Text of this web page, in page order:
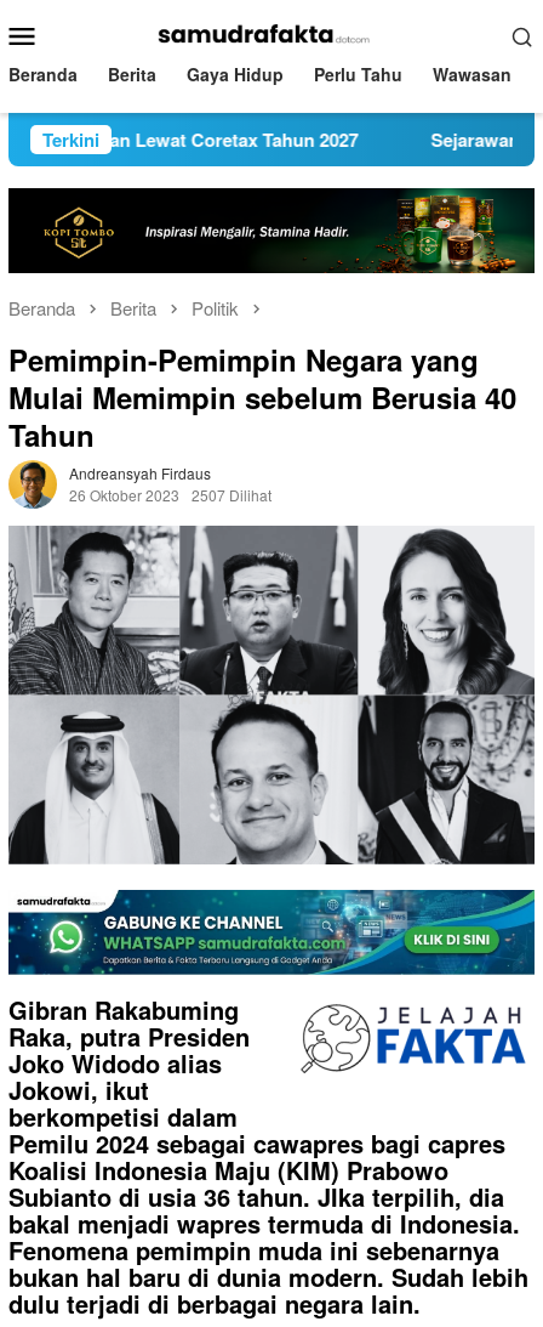
ke
kontenMobile
Beranda Berita Gaya Hidup Perlu Tahu Wawasan
Terkini
Lewat Coretax Tahun 2027 Sejarawan NU Ungkit
Beranda Berita Politik
Pemimpin-Pemimpin Negara yang
Mulai Memimpin sebelum Berusia 40
Tahun
Andreansyah Firdaus
26 Oktober 2023
2507 Dilihat
Gibran Rakabuming
Raka, putra Presiden
Joko Widodo alias
Jokowi, ikut
berkompetisi dalam
Pemilu 2024 sebagai cawapres bagi capres
Koalisi Indonesia Maju (KIM) Prabowo
Subianto di usia 36 tahun. JIka terpilih, dia
bakal menjadi wapres termuda di Indonesia.
Fenomena pemimpin muda ini sebenarnya
bukan hal baru di dunia modern. Sudah lebih
dulu terjadi di berbagai negara lain.